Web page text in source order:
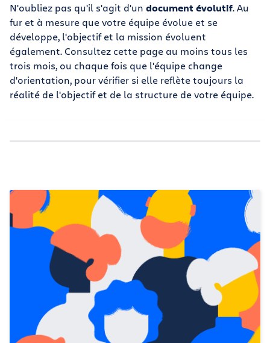
N'oubliez pas qu'il s'agit d'un document évolutif. Au
fur et à mesure que votre équipe évolue et se
développe, l'objectif et la mission évoluent
également. Consultez cette page au moins tous les
trois mois, ou chaque fois que l'équipe change
d'orientation, pour vérifier si elle reflète toujours la
réalité de l'objectif et de la structure de votre équipe.